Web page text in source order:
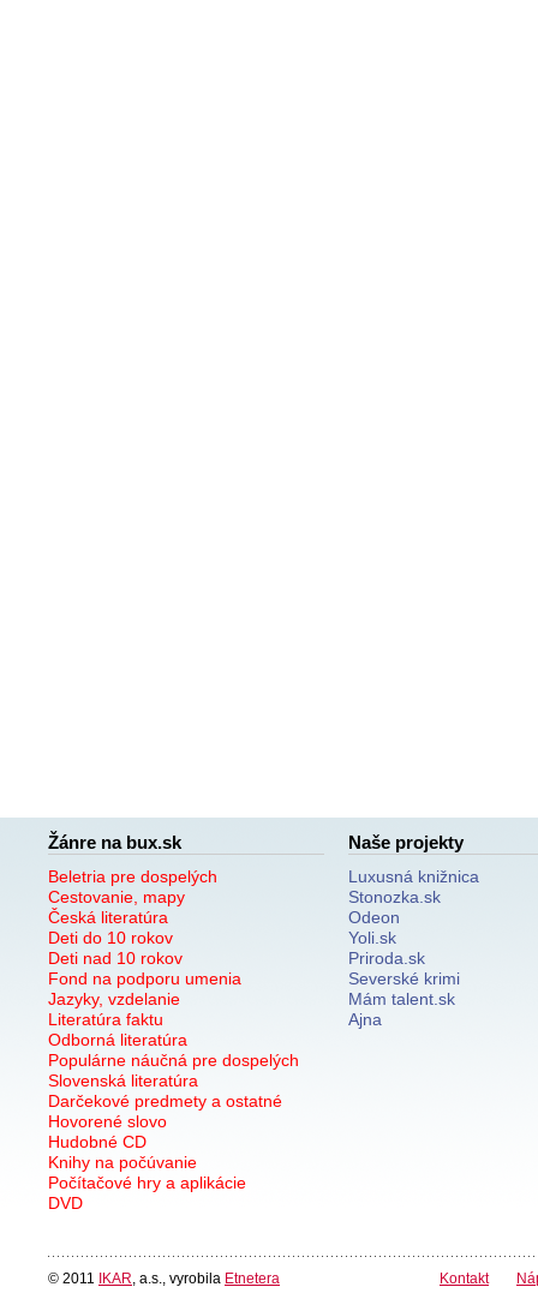
Žánre na bux.sk
Beletria pre dospelých
Cestovanie, mapy
Česká literatúra
Deti do 10 rokov
Deti nad 10 rokov
Fond na podporu umenia
Jazyky, vzdelanie
Literatúra faktu
Odborná literatúra
Populárne náučná pre dospelých
Slovenská literatúra
Darčekové predmety a ostatné
Hovorené slovo
Hudobné CD
Knihy na počúvanie
Počítačové hry a aplikácie
DVD
Naše projekty
Luxusná knižnica
Stonozka.sk
Odeon
Yoli.sk
Priroda.sk
Severské krimi
Mám talent.sk
Ajna
© 2011 IKAR , a.s., vyrobila Etnetera Kontakt